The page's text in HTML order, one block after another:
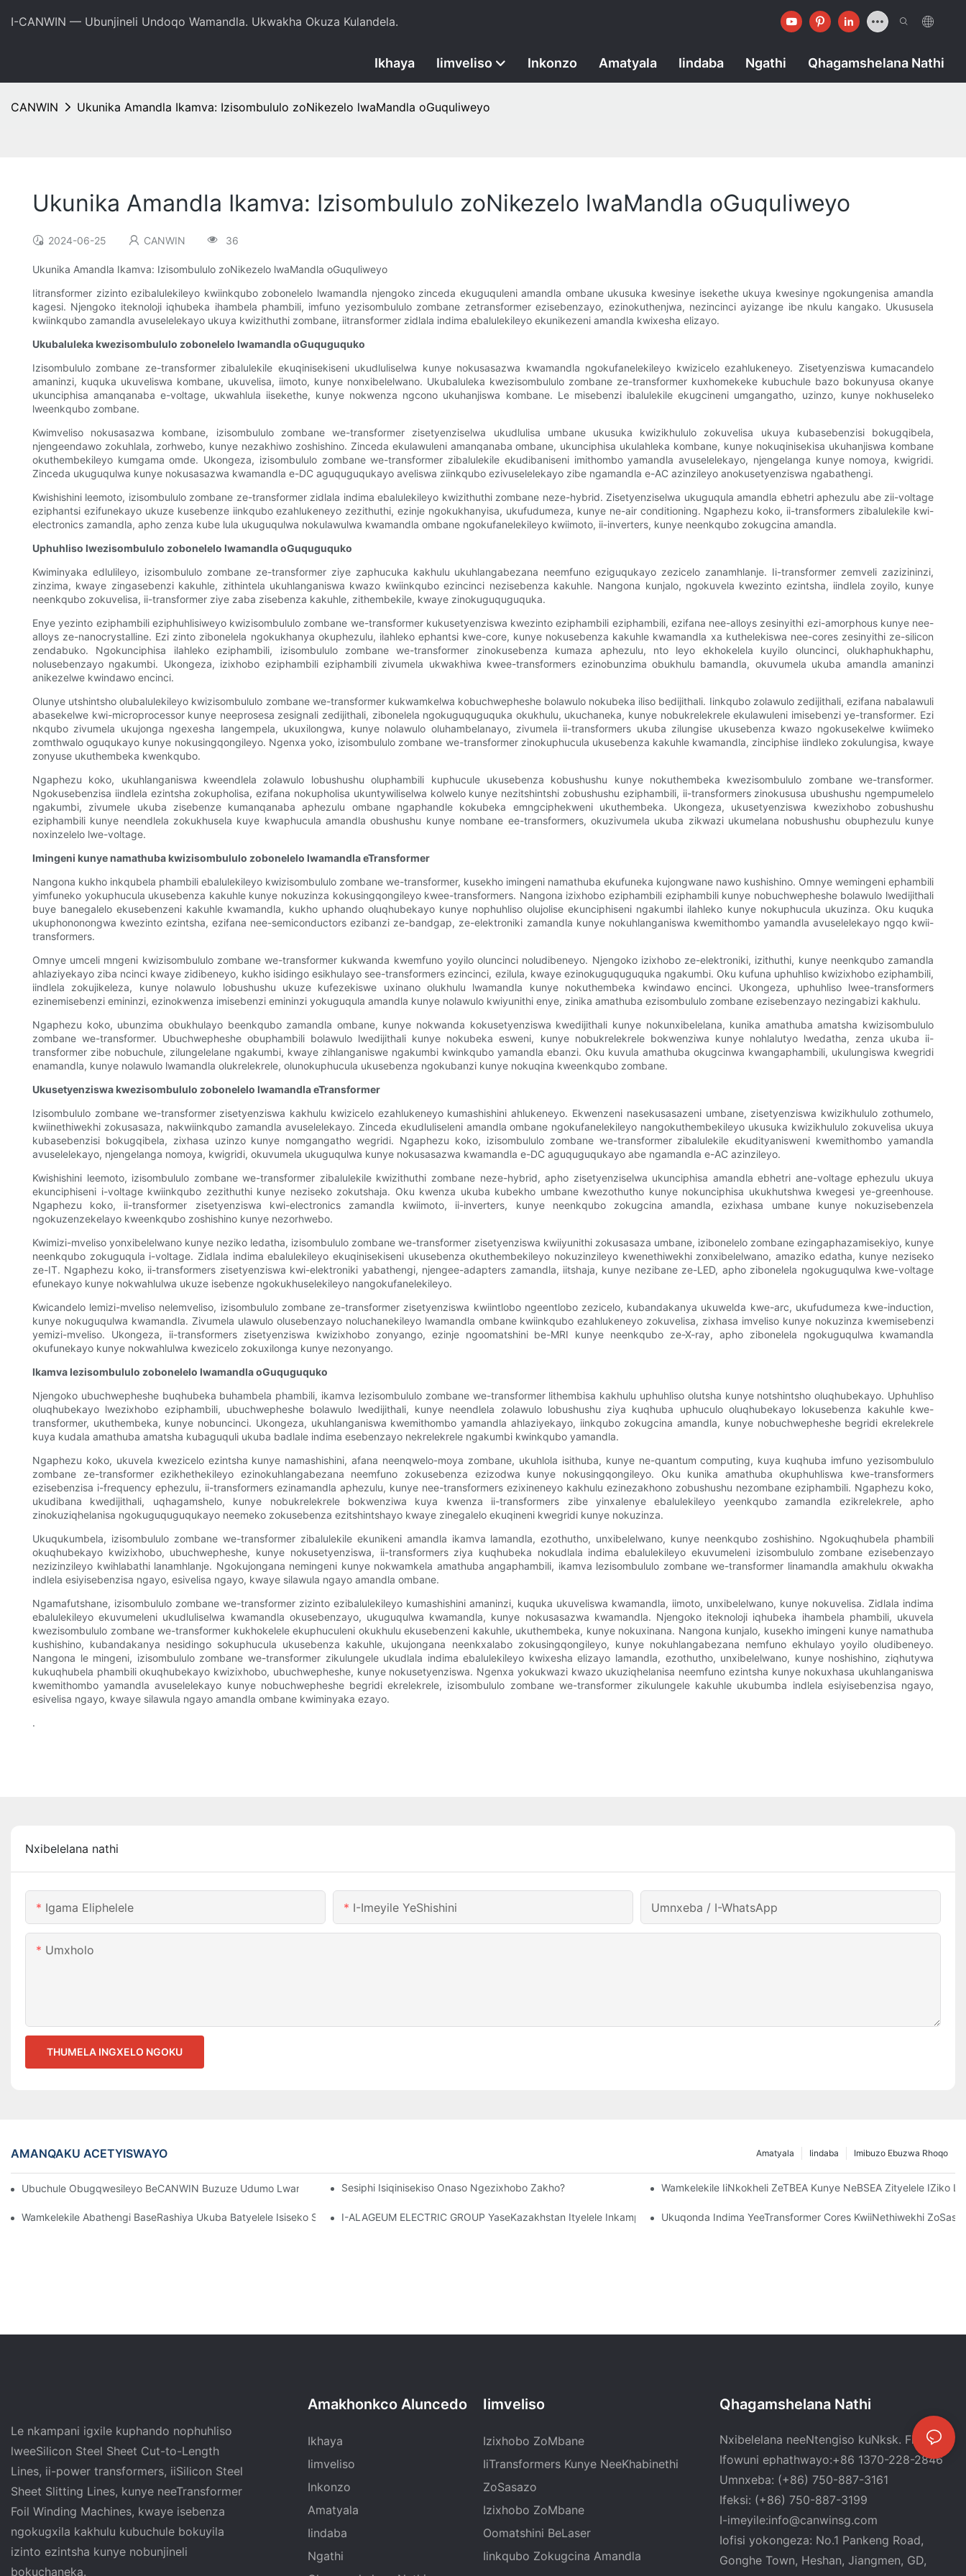
I-CANWIN — Ubunjineli Undoqo Wamandla. Ukwakha Okuza Kulandela.
Ikhaya Iimveliso Inkonzo Amatyala Iindaba Ngathi Qhagamshelana Nathi
CANWIN Ukunika Amandla Ikamva: Izisombululo zoNikezelo lwaMandla oGuquliweyo
Ukunika Amandla Ikamva: Izisombululo zoNikezelo lwaMandla oGuquliweyo
2024-06-25 CANWIN 36
Ukunika Amandla Ikamva: Izisombululo zoNikezelo lwaMandla oGuquliweyo
Iitransformer zizinto ezibalulekileyo kwiinkqubo zobonelelo lwamandla njengoko zinceda ekuguquleni amandla ombane ukusuka kwesinye isekethe ukuya kwesinye ngokungenisa amandla
kagesi. Njengoko iteknoloji iqhubeka ihambela phambili, imfuno yezisombululo zombane zetransformer ezisebenzayo, ezinokuthenjwa, nezincinci ayizange ibe nkulu kangako. Ukususela
kwiinkqubo zamandla avuselelekayo ukuya kwizithuthi zombane, iitransformer zidlala indima ebalulekileyo ekunikezeni amandla kwixesha elizayo.
Ukubaluleka kwezisombululo zobonelelo lwamandla oGuquguquko
Izisombululo zombane ze-transformer zibalulekile ekuqinisekiseni ukudluliselwa kunye nokusasazwa kwamandla ngokufanelekileyo kwizicelo ezahlukeneyo. Zisetyenziswa kumacandelo
amaninzi, kuquka ukuveliswa kombane, ukuvelisa, iimoto, kunye nonxibelelwano. Ukubaluleka kwezisombululo zombane ze-transformer kuxhomekeke kubuchule bazo bokunyusa okanye
ukunciphisa amanqanaba e-voltage, ukwahlula iisekethe, kunye nokwenza ngcono ukuhanjiswa kombane. Le misebenzi ibalulekile ekugcineni umgangatho, uzinzo, kunye nokhuseleko
lweenkqubo zombane.
Kwimveliso nokusasazwa kombane, izisombululo zombane we-transformer zisetyenziselwa ukudlulisa umbane ukusuka kwizikhululo zokuvelisa ukuya kubasebenzisi bokugqibela,
njengeendawo zokuhlala, zorhwebo, kunye nezakhiwo zoshishino. Zinceda ekulawuleni amanqanaba ombane, ukunciphisa ukulahleka kombane, kunye nokuqinisekisa ukuhanjiswa kombane
okuthembekileyo kumgama omde. Ukongeza, izisombululo zombane we-transformer zibalulekile ekudibaniseni imithombo yamandla avuselelekayo, njengelanga kunye nomoya, kwigridi.
Zinceda ukuguqulwa kunye nokusasazwa kwamandla e-DC aguquguqukayo aveliswa ziinkqubo ezivuselelekayo zibe ngamandla e-AC azinzileyo anokusetyenziswa ngabathengi.
Kwishishini leemoto, izisombululo zombane ze-transformer zidlala indima ebalulekileyo kwizithuthi zombane neze-hybrid. Zisetyenziselwa ukuguqula amandla ebhetri aphezulu abe zii-voltage
eziphantsi ezifunekayo ukuze kusebenze iinkqubo ezahlukeneyo zezithuthi, ezinje ngokukhanyisa, ukufudumeza, kunye ne-air conditioning. Ngaphezu koko, ii-transformers zibalulekile kwi-
electronics zamandla, apho zenza kube lula ukuguqulwa nokulawulwa kwamandla ombane ngokufanelekileyo kwiimoto, ii-inverters, kunye neenkqubo zokugcina amandla.
Uphuhliso lwezisombululo zobonelelo lwamandla oGuquguquko
Kwiminyaka edlulileyo, izisombululo zombane ze-transformer ziye zaphucuka kakhulu ukuhlangabezana neemfuno eziguqukayo zezicelo zanamhlanje. Ii-transformer zemveli zazizininzi,
zinzima, kwaye zingasebenzi kakuhle, zithintela ukuhlanganiswa kwazo kwiinkqubo ezincinci nezisebenza kakuhle. Nangona kunjalo, ngokuvela kwezinto ezintsha, iindlela zoyilo, kunye
neenkqubo zokuvelisa, ii-transformer ziye zaba zisebenza kakuhle, zithembekile, kwaye zinokuguquguquka.
Enye yezinto eziphambili eziphuhlisiweyo kwizisombululo zombane we-transformer kukusetyenziswa kwezinto eziphambili eziphambili, ezifana nee-alloys zesinyithi ezi-amorphous kunye nee-
alloys ze-nanocrystalline. Ezi zinto zibonelela ngokukhanya okuphezulu, ilahleko ephantsi kwe-core, kunye nokusebenza kakuhle kwamandla xa kuthelekiswa nee-cores zesinyithi ze-silicon
zendabuko. Ngokunciphisa ilahleko eziphambili, izisombululo zombane we-transformer zinokusebenza kumaza aphezulu, nto leyo ekhokelela kuyilo oluncinci, olukhaphukhaphu,
nolusebenzayo ngakumbi. Ukongeza, izixhobo eziphambili eziphambili zivumela ukwakhiwa kwee-transformers ezinobunzima obukhulu bamandla, okuvumela ukuba amandla amaninzi
anikezelwe kwindawo encinci.
Olunye utshintsho olubalulekileyo kwizisombululo zombane we-transformer kukwamkelwa kobuchwepheshe bolawulo nokubeka iliso bedijithali. Iinkqubo zolawulo zedijithali, ezifana nabalawuli
abasekelwe kwi-microprocessor kunye neeprosesa zesignali zedijithali, zibonelela ngokuguquguquka okukhulu, ukuchaneka, kunye nobukrelekrele ekulawuleni imisebenzi ye-transformer. Ezi
nkqubo zivumela ukujonga ngexesha langempela, ukuxilongwa, kunye nolawulo oluhambelanayo, zivumela ii-transformers ukuba zilungise ukusebenza kwazo ngokusekelwe kwiimeko
zomthwalo oguqukayo kunye nokusingqongileyo. Ngenxa yoko, izisombululo zombane we-transformer zinokuphucula ukusebenza kakuhle kwamandla, zinciphise iindleko zokulungisa, kwaye
zonyuse ukuthembeka kwenkqubo.
Ngaphezu koko, ukuhlanganiswa kweendlela zolawulo lobushushu oluphambili kuphucule ukusebenza kobushushu kunye nokuthembeka kwezisombululo zombane we-transformer.
Ngokusebenzisa iindlela ezintsha zokupholisa, ezifana nokupholisa ukuntywiliselwa kolwelo kunye nezitshintshi zobushushu eziphambili, ii-transformers zinokususa ubushushu ngempumelelo
ngakumbi, zivumele ukuba zisebenze kumanqanaba aphezulu ombane ngaphandle kokubeka emngciphekweni ukuthembeka. Ukongeza, ukusetyenziswa kwezixhobo zobushushu
eziphambili kunye neendlela zokukhusela kuye kwaphucula amandla obushushu kunye nombane ee-transformers, okuzivumela ukuba zikwazi ukumelana nobushushu obuphezulu kunye
noxinzelelo lwe-voltage.
Imingeni kunye namathuba kwizisombululo zobonelelo lwamandla eTransformer
Nangona kukho inkqubela phambili ebalulekileyo kwizisombululo zombane we-transformer, kusekho imingeni namathuba ekufuneka kujongwane nawo kushishino. Omnye wemingeni ephambili
yimfuneko yokuphucula ukusebenza kakuhle kunye nokuzinza kokusingqongileyo kwee-transformers. Nangona izixhobo eziphambili eziphambili kunye nobuchwepheshe bolawulo lwedijithali
buye banegalelo ekusebenzeni kakuhle kwamandla, kukho uphando oluqhubekayo kunye nophuhliso olujolise ekunciphiseni ngakumbi ilahleko kunye nokuphucula ukuzinza. Oku kuquka
ukuphononongwa kwezinto ezintsha, ezifana nee-semiconductors ezibanzi ze-bandgap, ze-elektroniki zamandla kunye nokuhlanganiswa kwemithombo yamandla avuselelekayo ngqo kwii-
transformers.
Omnye umceli mngeni kwizisombululo zombane we-transformer kukwanda kwemfuno yoyilo oluncinci noludibeneyo. Njengoko izixhobo ze-elektroniki, izithuthi, kunye neenkqubo zamandla
ahlaziyekayo ziba ncinci kwaye zidibeneyo, kukho isidingo esikhulayo see-transformers ezincinci, ezilula, kwaye ezinokuguquguquka ngakumbi. Oku kufuna uphuhliso kwizixhobo eziphambili,
iindlela zokujikeleza, kunye nolawulo lobushushu ukuze kufezekiswe uxinano olukhulu lwamandla kunye nokuthembeka kwindawo encinci. Ukongeza, uphuhliso lwee-transformers
ezinemisebenzi emininzi, ezinokwenza imisebenzi emininzi yokuguqula amandla kunye nolawulo kwiyunithi enye, zinika amathuba ezisombululo zombane ezisebenzayo nezingabizi kakhulu.
Ngaphezu koko, ubunzima obukhulayo beenkqubo zamandla ombane, kunye nokwanda kokusetyenziswa kwedijithali kunye nokunxibelelana, kunika amathuba amatsha kwizisombululo
zombane we-transformer. Ubuchwepheshe obuphambili bolawulo lwedijithali kunye nokubeka esweni, kunye nobukrelekrele bokwenziwa kunye nohlalutyo lwedatha, zenza ukuba ii-
transformer zibe nobuchule, zilungelelane ngakumbi, kwaye zihlanganiswe ngakumbi kwinkqubo yamandla ebanzi. Oku kuvula amathuba okugcinwa kwangaphambili, ukulungiswa kwegridi
enamandla, kunye nolawulo lwamandla olukrelekrele, olunokuphucula ukusebenza ngokubanzi kunye nokuqina kweenkqubo zombane.
Ukusetyenziswa kwezisombululo zobonelelo lwamandla eTransformer
Izisombululo zombane we-transformer zisetyenziswa kakhulu kwizicelo ezahlukeneyo kumashishini ahlukeneyo. Ekwenzeni nasekusasazeni umbane, zisetyenziswa kwizikhululo zothumelo,
kwiinethiwekhi zokusasaza, nakwiinkqubo zamandla avuselelekayo. Zinceda ekudluliseleni amandla ombane ngokufanelekileyo nangokuthembekileyo ukusuka kwizikhululo zokuvelisa ukuya
kubasebenzisi bokugqibela, zixhasa uzinzo kunye nomgangatho wegridi. Ngaphezu koko, izisombululo zombane we-transformer zibalulekile ekudityanisweni kwemithombo yamandla
avuselelekayo, njengelanga nomoya, kwigridi, okuvumela ukuguqulwa kunye nokusasazwa kwamandla e-DC aguquguqukayo abe ngamandla e-AC azinzileyo.
Kwishishini leemoto, izisombululo zombane we-transformer zibalulekile kwizithuthi zombane neze-hybrid, apho zisetyenziselwa ukunciphisa amandla ebhetri ane-voltage ephezulu ukuya
ekunciphiseni i-voltage kwiinkqubo zezithuthi kunye neziseko zokutshaja. Oku kwenza ukuba kubekho umbane kwezothutho kunye nokunciphisa ukukhutshwa kwegesi ye-greenhouse.
Ngaphezu koko, ii-transformer zisetyenziswa kwi-electronics zamandla kwiimoto, ii-inverters, kunye neenkqubo zokugcina amandla, ezixhasa umbane kunye nokuzisebenzela
ngokuzenzekelayo kweenkqubo zoshishino kunye nezorhwebo.
Kwimizi-mveliso yonxibelelwano kunye neziko ledatha, izisombululo zombane we-transformer zisetyenziswa kwiiyunithi zokusasaza umbane, izibonelelo zombane ezingaphazamisekiyo, kunye
neenkqubo zokuguqula i-voltage. Zidlala indima ebalulekileyo ekuqinisekiseni ukusebenza okuthembekileyo nokuzinzileyo kwenethiwekhi zonxibelelwano, amaziko edatha, kunye neziseko
ze-IT. Ngaphezu koko, ii-transformers zisetyenziswa kwi-elektroniki yabathengi, njengee-adapters zamandla, iitshaja, kunye nezibane ze-LED, apho zibonelela ngokuguqulwa kwe-voltage
efunekayo kunye nokwahlulwa ukuze isebenze ngokukhuselekileyo nangokufanelekileyo.
Kwicandelo lemizi-mveliso nelemveliso, izisombululo zombane ze-transformer zisetyenziswa kwiintlobo ngeentlobo zezicelo, kubandakanya ukuwelda kwe-arc, ukufudumeza kwe-induction,
kunye nokuguqulwa kwamandla. Zivumela ulawulo olusebenzayo noluchanekileyo lwamandla ombane kwiinkqubo ezahlukeneyo zokuvelisa, zixhasa imveliso kunye nokuzinza kwemisebenzi
yemizi-mveliso. Ukongeza, ii-transformers zisetyenziswa kwizixhobo zonyango, ezinje ngoomatshini be-MRI kunye neenkqubo ze-X-ray, apho zibonelela ngokuguqulwa kwamandla
okufunekayo kunye nokwahlulwa kwezicelo zokuxilonga kunye nezonyango.
Ikamva lezisombululo zobonelelo lwamandla oGuquguquko
Njengoko ubuchwepheshe buqhubeka buhambela phambili, ikamva lezisombululo zombane we-transformer lithembisa kakhulu uphuhliso olutsha kunye notshintsho oluqhubekayo. Uphuhliso
oluqhubekayo lwezixhobo eziphambili, ubuchwepheshe bolawulo lwedijithali, kunye neendlela zolawulo lobushushu ziya kuqhuba uphuculo oluqhubekayo lokusebenza kakuhle kwe-
transformer, ukuthembeka, kunye nobuncinci. Ukongeza, ukuhlanganiswa kwemithombo yamandla ahlaziyekayo, iinkqubo zokugcina amandla, kunye nobuchwepheshe begridi ekrelekrele
kuya kudala amathuba amatsha kubaguquli ukuba badlale indima esebenzayo nekrelekrele ngakumbi kwinkqubo yamandla.
Ngaphezu koko, ukuvela kwezicelo ezintsha kunye namashishini, afana neenqwelo-moya zombane, ukuhlola isithuba, kunye ne-quantum computing, kuya kuqhuba imfuno yezisombululo
zombane ze-transformer ezikhethekileyo ezinokuhlangabezana neemfuno zokusebenza ezizodwa kunye nokusingqongileyo. Oku kunika amathuba okuphuhliswa kwe-transformers
ezisebenzisa i-frequency ephezulu, ii-transformers ezinamandla aphezulu, kunye nee-transformers ezixineneyo kakhulu ezinezakhono zobushushu nezombane eziphambili. Ngaphezu koko,
ukudibana kwedijithali, uqhagamshelo, kunye nobukrelekrele bokwenziwa kuya kwenza ii-transformers zibe yinxalenye ebalulekileyo yeenkqubo zamandla ezikrelekrele, apho
zinokuziqhelanisa ngokuguquguqukayo neemeko zokusebenza ezitshintshayo kwaye zinegalelo ekuqineni kwegridi kunye nokuzinza.
Ukuqukumbela, izisombululo zombane we-transformer zibalulekile ekunikeni amandla ikamva lamandla, ezothutho, unxibelelwano, kunye neenkqubo zoshishino. Ngokuqhubela phambili
okuqhubekayo kwizixhobo, ubuchwepheshe, kunye nokusetyenziswa, ii-transformers ziya kuqhubeka nokudlala indima ebalulekileyo ekuvumeleni izisombululo zombane ezisebenzayo
nezizinzileyo kwihlabathi lanamhlanje. Ngokujongana nemingeni kunye nokwamkela amathuba angaphambili, ikamva lezisombululo zombane we-transformer linamandla amakhulu okwakha
indlela esiyisebenzisa ngayo, esivelisa ngayo, kwaye silawula ngayo amandla ombane.
Ngamafutshane, izisombululo zombane we-transformer zizinto ezibalulekileyo kumashishini amaninzi, kuquka ukuveliswa kwamandla, iimoto, unxibelelwano, kunye nokuvelisa. Zidlala indima
ebalulekileyo ekuvumeleni ukudluliselwa kwamandla okusebenzayo, ukuguqulwa kwamandla, kunye nokusasazwa kwamandla. Njengoko iteknoloji iqhubeka ihambela phambili, ukuvela
kwezisombululo zombane we-transformer kukhokelele ekuphuculeni okukhulu ekusebenzeni kakuhle, ukuthembeka, kunye nokuxinana. Nangona kunjalo, kusekho imingeni kunye namathuba
kushishino, kubandakanya nesidingo sokuphucula ukusebenza kakuhle, ukujongana neenkxalabo zokusingqongileyo, kunye nokuhlangabezana nemfuno ekhulayo yoyilo oludibeneyo.
Nangona le mingeni, izisombululo zombane we-transformer zikulungele ukudlala indima ebalulekileyo kwixesha elizayo lamandla, ezothutho, unxibelelwano, kunye noshishino, ziqhutywa
kukuqhubela phambili okuqhubekayo kwizixhobo, ubuchwepheshe, kunye nokusetyenziswa. Ngenxa yokukwazi kwazo ukuziqhelanisa neemfuno ezintsha kunye nokuxhasa ukuhlanganiswa
kwemithombo yamandla avuselelekayo kunye nobuchwepheshe begridi ekrelekrele, izisombululo zombane we-transformer zikulungele kakuhle ukubumba indlela esiyisebenzisa ngayo,
esivelisa ngayo, kwaye silawula ngayo amandla ombane kwiminyaka ezayo.
.
Nxibelelana nathi
Igama Eliphelele I-Imeyile YeShishini Umnxeba / I-WhatsApp
Umxholo
THUMELA INGXELO NGOKU
AMANQAKU ACETYISWAYO Imibuzo Ebuzwa Rhoqo
Iindaba
Amatyala
Ubuchule Obugqwesileyo BeCANWIN Buzuze Udumo Lwamazwe Ngamazwe, Nto Leyo Evula Ithuba Lentsebenziswano
Sesiphi Isiqinisekiso Onaso Ngezixhobo Zakho? Wamkelekile IiNkokheli ZeTBEA Kunye NeBSEA Zityelele IZiko
Wamkelekile Abathengi BaseRashiya Ukuba Batyelele Isiseko Semveliso SeCANWIN Kwaye Bathenge IzixhoboI-ALAGEUM ELECTRIC GROUP YaseKazakhstan Ityelele Inkampani Yethu-I-CANWIN.Ukuqonda Indima YeeTransformer Cores KwiiNethiwekhi
Le nkampani igxile kuphando nophuhliso
lweeSilicon Steel Sheet Cut-to-Length
Lines, ii-power transformers, iiSilicon Steel
Sheet Slitting Lines, kunye neeTransformer
Foil Winding Machines, kwaye isebenza
ngokugxila kakhulu kubuchule bokuyila
izinto ezintsha kunye nobunjineli
bokuchaneka.
Amakhonkco Aluncedo
Ikhaya
Iimveliso
Inkonzo
Amatyala
Iindaba
Ngathi
Iimveliso
Izixhobo ZoMbane
IiTransformers Kunye NeeKhabinethi
ZoSasazo
Izixhobo ZoMbane
Oomatshini BeLaser
Iinkqubo Zokugcina Amandla
Qhagamshelana Nathi
Nxibelelana neeNtengiso kuNksk. Flora Lu
Ifowuni ephathwayo:+86 1370-228-2846
Umnxeba: (+86) 750-887-3161
Ifeksi: (+86) 750-887-3199
I-imeyile:info@canwinsg.com
Iofisi yokongeza: No.1 Pankeng Road,
Gonghe Town, Heshan, Jiangmen, GD,